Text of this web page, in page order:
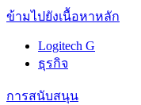
ข้ามไปยังเนื้อหาหลัก
Logitech G
ธุรกิจ
การสนับสนุน